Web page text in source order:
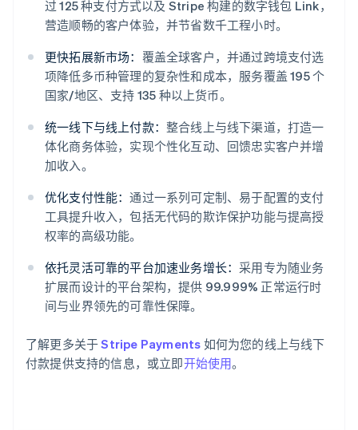
过 125 种支付方式以及 Stripe 构建的数字钱包 Link，
营造顺畅的客户体验，并节省数千工程小时。
更快拓展新市场： 覆盖全球客户，并通过跨境支付选
项降低多币种管理的复杂性和成本，服务覆盖 195 个
国家/地区、支持 135 种以上货币。
统一线下与线上付款： 整合线上与线下渠道，打造一
体化商务体验，实现个性化互动、回馈忠实客户并增
加收入。
优化支付性能：通过一系列可定制、易于配置的支付
工具提升收入，包括无代码的欺诈保护功能与提高授
权率的高级功能。
依托灵活可靠的平台加速业务增长： 采用专为随业务
扩展而设计的平台架构，提供 99.999% 正常运行时
间与业界领先的可靠性保障。
了解更多关于Stripe Payments 如何为您的线上与线下
付款提供支持的信息，或立即开始使用。
阿联酋
爱尔兰
English
爱沙尼亚
English
奥地利
DeutschEnglish
澳大利亚
English
Português English
保加利亚
English